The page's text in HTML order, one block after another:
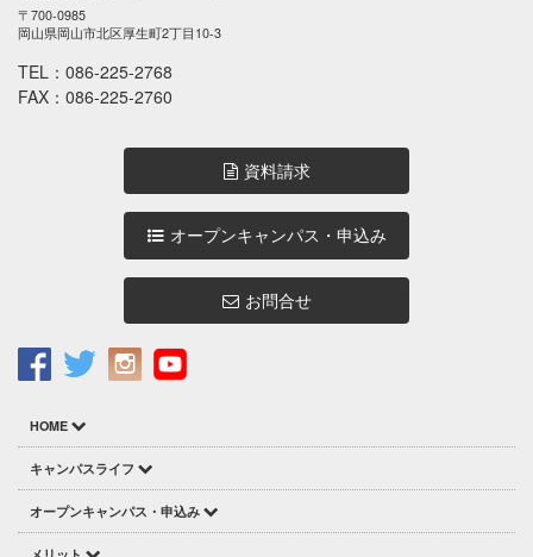
〒700-0985
岡山県岡山市北区厚生町2丁目10-3
TEL： 086-225-2768
FAX：086-225-2760
資料請求
オープンキャンパス・申込み
お問合せ
HOME
キャンパスライフ
オープンキャンパス・申込み